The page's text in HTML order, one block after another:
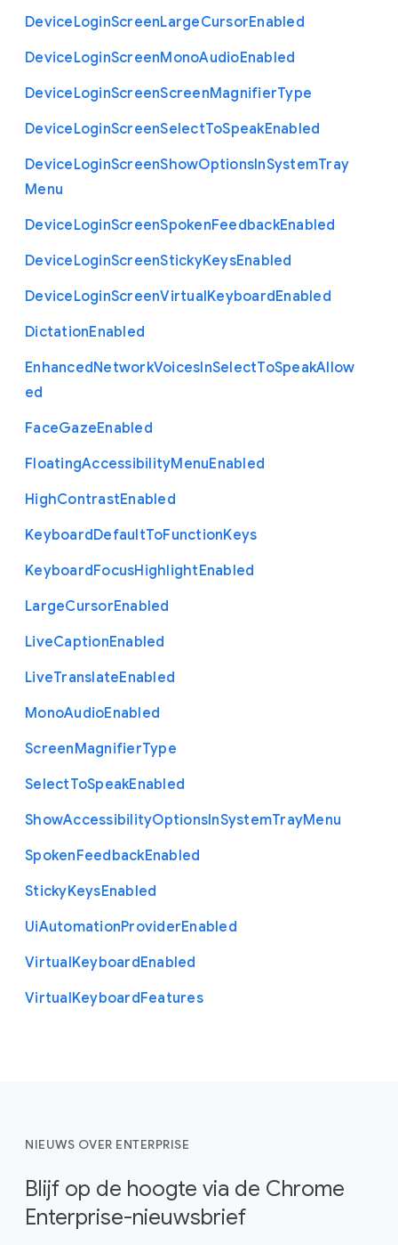
DeviceLoginScreenLargeCursorEnabled
DeviceLoginScreenMonoAudioEnabled
DeviceLoginScreenScreenMagnifierType
DeviceLoginScreenSelectToSpeakEnabled
DeviceLoginScreenShowOptionsInSystemTray
Menu
DeviceLoginScreenSpokenFeedbackEnabled
DeviceLoginScreenStickyKeysEnabled
DeviceLoginScreenVirtualKeyboardEnabled
DictationEnabled
EnhancedNetworkVoicesInSelectToSpeakAllow
ed
FaceGazeEnabled
FloatingAccessibilityMenuEnabled
HighContrastEnabled
KeyboardDefaultToFunctionKeys
KeyboardFocusHighlightEnabled
LargeCursorEnabled
LiveCaptionEnabled
LiveTranslateEnabled
MonoAudioEnabled
ScreenMagnifierType
SelectToSpeakEnabled
ShowAccessibilityOptionsInSystemTrayMenu
SpokenFeedbackEnabled
StickyKeysEnabled
UiAutomationProviderEnabled
VirtualKeyboardEnabled
VirtualKeyboardFeatures
NIEUWS OVER ENTERPRISE
Blijf op de hoogte via de Chrome
Enterprise-nieuwsbrief